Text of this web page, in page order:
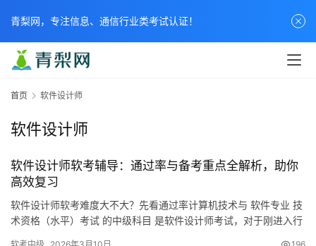
首页 软件设计师
软件设计师
软件设计师软考辅导：通过率与备考重点全解析，助你
高效复习
软件设计师软考难度大不大？先看通过率计算机技术与 软件专业 技
术资格（水平）考试 的中级科目 是软件设计师考试，对于刚进入行
青梨网，专注信息、通信行业类考试认证！